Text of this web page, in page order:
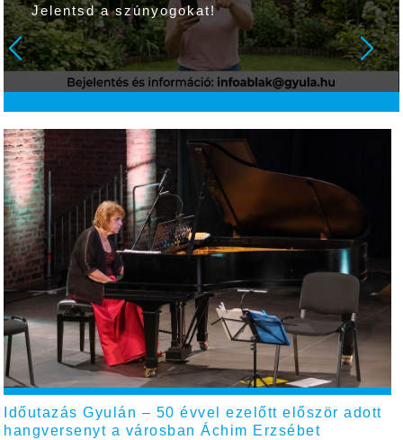
Jelentsd a szúnyogokat!
Időutazás Gyulán – 50 évvel ezelőtt először adott
hangversenyt a városban Áchim Erzsébet